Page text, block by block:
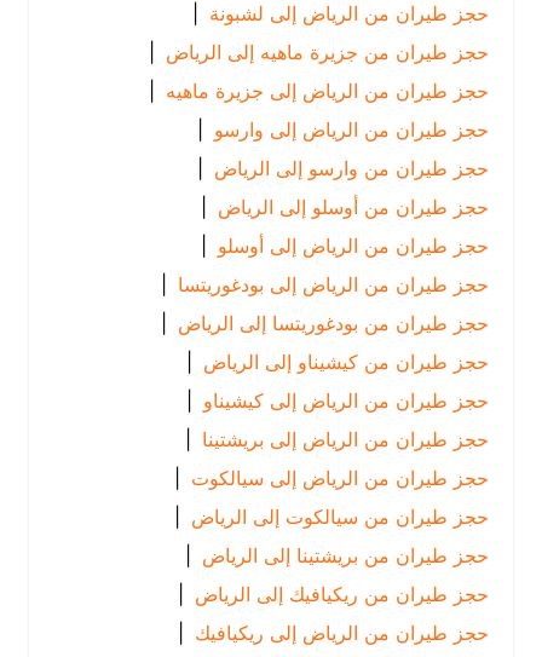
حجز طيران من الرياض إلى لشبونة |
حجز طيران من جزيرة ماهيه إلى الرياض
|
حجز طيران من الرياض إلى جزيرة ماهيه |
حجز طيران من الرياض إلى وارسو
|
حجز طيران من وارسو إلى الرياض
|
حجز طيران من أوسلو إلى الرياض
|
حجز طيران من الرياض إلى أوسلو
|
حجز طيران من الرياض إلى بودغوريتسا
|
حجز طيران من بودغوريتسا إلى الرياض
|
حجز طيران من كيشيناو إلى الرياض
|
حجز طيران من الرياض إلى كيشيناو |
حجز طيران من الرياض إلى بريشتينا |
حجز طيران من الرياض إلى سيالكوت |
حجز طيران من سيالكوت إلى الرياض
|
حجز طيران من بريشتينا إلى الرياض
|
حجز طيران من ريكيافيك إلى الرياض
|
حجز طيران من الرياض إلى ريكيافيك |